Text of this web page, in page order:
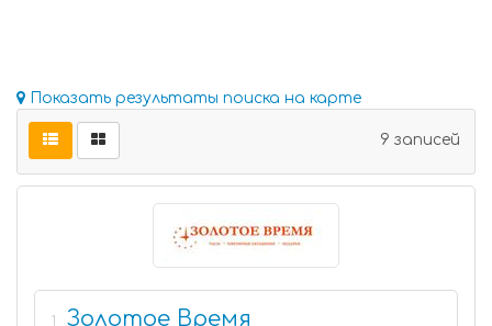
Показать результаты поиска на карте
9 записей
1 Золотое Время